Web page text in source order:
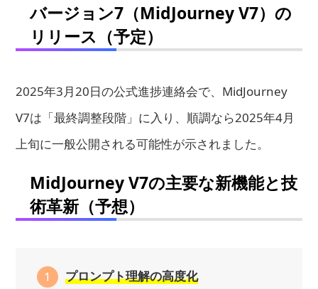
バージョン7（MidJourney V7）の
リリース（予定）
2025年3月20日の公式進捗連絡会で、MidJourney
V7は「最終調整段階」に入り、順調なら2025年4月
上旬に一般公開される可能性が示されました。
MidJourney V7の主要な新機能と技
術革新（予想）
1 プロンプト理解の高度化